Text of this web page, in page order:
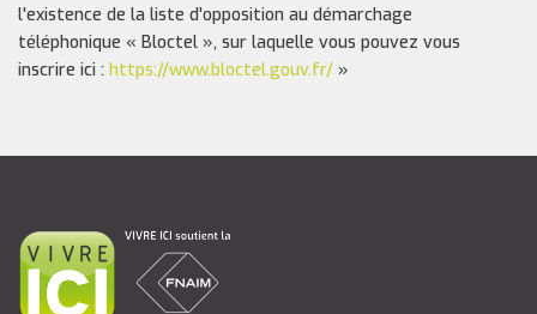
l'existence de la liste d'opposition au démarchage
téléphonique « Bloctel », sur laquelle vous pouvez vous
inscrire ici : https://www.bloctel.gouv.fr/ »